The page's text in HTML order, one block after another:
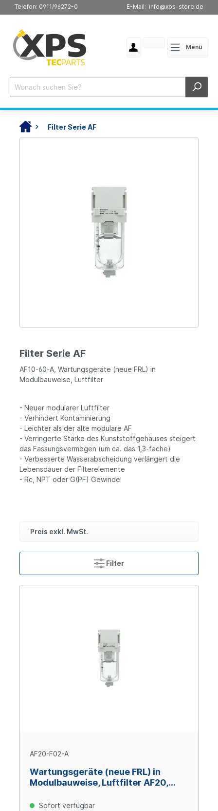
Telefon: 0911/96272-0 E-Mail: info@xps-store.de
Menü
Filter Serie AF
Filter Serie AF
AF10-60-A, Wartungsgeräte (neue FRL) in
Modulbauweise, Luftfilter
- Neuer modularer Luftfilter
- Verhindert Kontaminierung
- Leichter als der alte modulare AF
- Verringerte Stärke des Kunststoffgehäuses steigert
das Fassungsvermögen (um ca. das 1,3-fache)
- Verbesserte Wasserabscheidung verlängert die
Lebensdauer der Filterelemente
- Rc, NPT oder G(PF) Gewinde
Preis exkl. MwSt.
Filter
AF20-F02-A
Wartungsgeräte (neue FRL) in
Modulbauweise, Luftfilter AF20,
Sofort verfügbar